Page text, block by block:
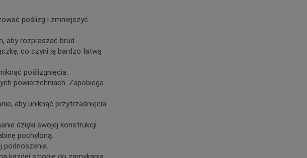
poślizg i zmniejszyć
aby rozpraszać brud.
co czyni ją bardzo łatwą
poślizgnięcia.
powierzchniach. Zapobiega
aby uniknąć przytrzaśnięcia
dzięki swojej konstrukcji.
pochyloną.
podnoszenia.